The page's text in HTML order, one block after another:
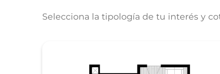
Selecciona la tipología de tu interés y